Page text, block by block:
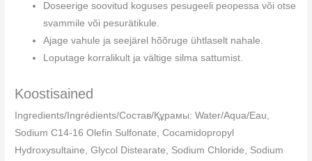
Doseerige soovitud koguses pesugeeli peopessa või otse
svammile või pesurätikule.
Ajage vahule ja seejärel hõõruge ühtlaselt nahale.
Loputage korralikult ja vältige silma sattumist.
Koostisained
Ingredients/Ingrédients/Cocтав/Құрамы: Water/Aqua/Eau,
Sodium C14-16 Olefin Sulfonate, Cocamidopropyl
Hydroxysultaine, Glycol Distearate, Sodium Chloride, Sodium